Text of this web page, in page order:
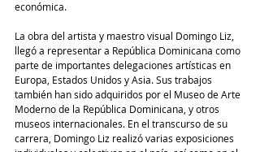
económica.
La obra del artista y maestro visual Domingo Liz,
llegó a representar a República Dominicana como
parte de importantes delegaciones artísticas en
Europa, Estados Unidos y Asia. Sus trabajos
también han sido adquiridos por el Museo de Arte
Moderno de la República Dominicana, y otros
museos internacionales. En el transcurso de su
carrera, Domingo Liz realizó varias exposiciones